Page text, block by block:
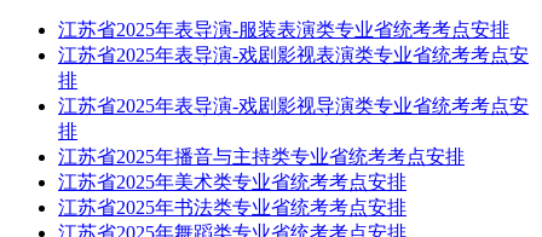
江苏省2025年表导演-服装表演类专业省统考考点安排
江苏省2025年表导演-戏剧影视表演类专业省统考考点安
排
江苏省2025年表导演-戏剧影视导演类专业省统考考点安
排
江苏省2025年播音与主持类专业省统考考点安排
江苏省2025年美术类专业省统考考点安排
江苏省2025年书法类专业省统考考点安排